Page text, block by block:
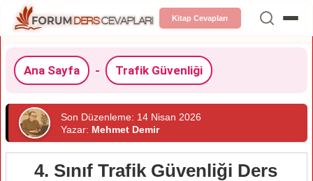
Kitap Cevapları
Ana Sayfa - Trafik Güvenliği
Son Düzenleme: 14 Nisan 2026
Yazar: Mehmet Demir
4. Sınıf Trafik Güvenliği Ders